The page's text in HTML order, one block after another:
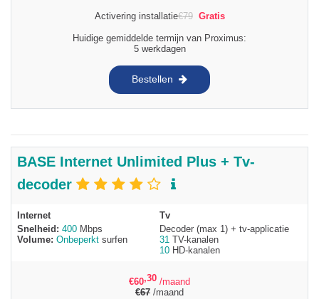
Activering installatie€79 Gratis
Huidige gemiddelde termijn van Proximus:
5 werkdagen
Bestellen
BASE Internet Unlimited Plus + Tv-
decoder
Internet
Snelheid: 400 Mbps
Volume: Onbeperkt surfen
Tv
Decoder (max 1) + tv-applicatie
31 TV-kanalen
10 HD-kanalen
€60,30 /maand
€67 /maand